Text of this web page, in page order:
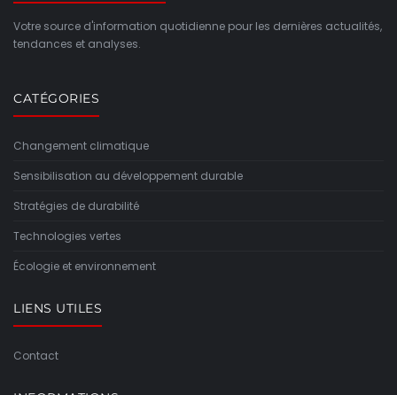
Votre source d'information quotidienne pour les dernières actualités,
tendances et analyses.
CATÉGORIES
Changement climatique
Sensibilisation au développement durable
Stratégies de durabilité
Technologies vertes
Écologie et environnement
LIENS UTILES
Contact